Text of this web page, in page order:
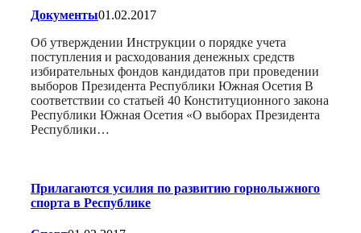
Документы01.02.2017
Об утверждении Инструкции о порядке учета
поступления и расходования денежных средств
избирательных фондов кандидатов при проведении
выборов Президента Республики Южная Осетия В
соответствии со статьей 40 Конституционного закона
Республики Южная Осетия «О выборах Президента
Республики…
Прилагаются усилия по развитию горнолыжного
спорта в Республике